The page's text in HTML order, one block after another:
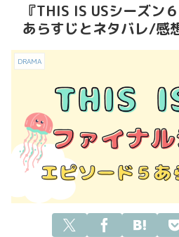
『THIS IS USシーズン
あらすじとネタバレ/感
DRAMA